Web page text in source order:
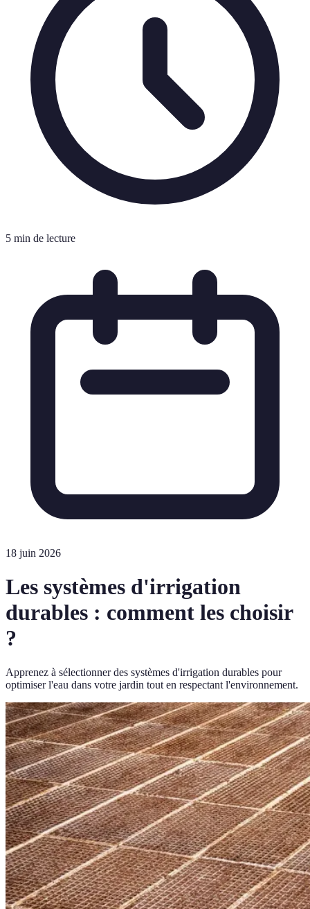
5 min de lecture
18 juin 2026
Les systèmes d'irrigation
durables : comment les choisir
?
Apprenez à sélectionner des systèmes d'irrigation durables pour
optimiser l'eau dans votre jardin tout en respectant l'environnement.